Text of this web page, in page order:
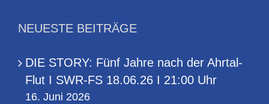
NEUESTE BEITRÄGE
DIE STORY: Fünf Jahre nach der Ahrtal-
Flut I SWR-FS 18.06.26 I 21:00 Uhr
16. Juni 2026